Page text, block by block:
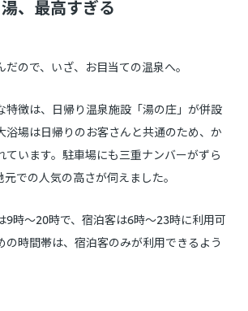
、最高すぎる
ので、いざ、お目当ての温泉へ。
特徴は、日帰り温泉施設「湯の庄」が併設
浴場は日帰りのお客さんと共通のため、か
ています。駐車場にも三重ナンバーがずら
での人気の高さが伺えました。
9時〜20時で、宿泊客は6時〜23時に利用可
の時間帯は、宿泊客のみが利用できるよう